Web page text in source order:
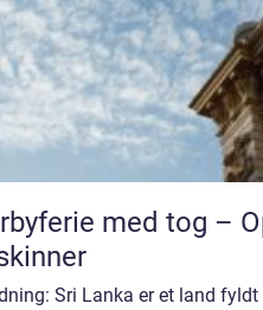
med tog –
Sri Lanka er et land